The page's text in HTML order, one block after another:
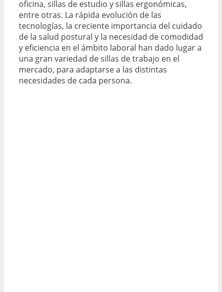
oficina, sillas de estudio y sillas ergonómicas,
entre otras. La rápida evolución de las
tecnologías, la creciente importancia del cuidado
de la salud postural y la necesidad de comodidad
y eficiencia en el ámbito laboral han dado lugar a
una gran variedad de sillas de trabajo en el
mercado, para adaptarse a las distintas
necesidades de cada persona.